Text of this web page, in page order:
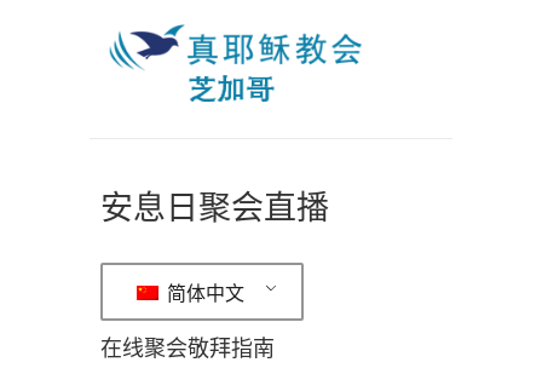
安息日聚会直播
简体中文
在线聚会敬拜指南